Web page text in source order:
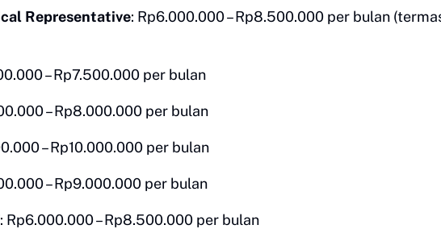
Representative: Rp6.000.000 – Rp8.500.000 per bulan
– Rp7.500.000 per bulan
– Rp8.000.000 per bulan
– Rp10.000.000 per bulan
– Rp9.000.000 per bulan
: Rp6.000.000 – Rp8.500.000 per bulan